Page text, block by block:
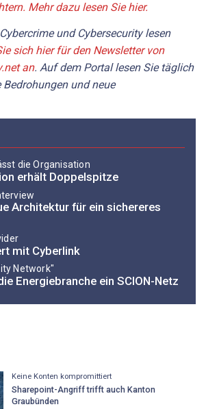
Mehr dazu lesen Sie hier.
und Cybersecurity lesen
sich hier für den Newsletter von
an. Auf dem Portal lesen Sie täglich
und neue
die Organisation
erhält Doppelspitze
Architektur für ein sichereres
mit Cyberlink
Network"
Energiebranche ein SCION-Netz
Keine Konten kompromittiert
Sharepoint-Angriff trifft auch Kanton
Graubünden